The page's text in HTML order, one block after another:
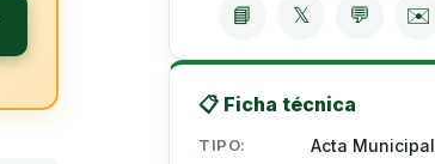
📘 𝕏 💬 ✉️
📋 Ficha técnica
TIPO: Acta Municipal